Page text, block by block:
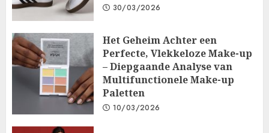
30/03/2026
Het Geheim Achter een
Perfecte, Vlekkeloze Make-up
– Diepgaande Analyse van
Multifunctionele Make-up
Paletten
10/03/2026